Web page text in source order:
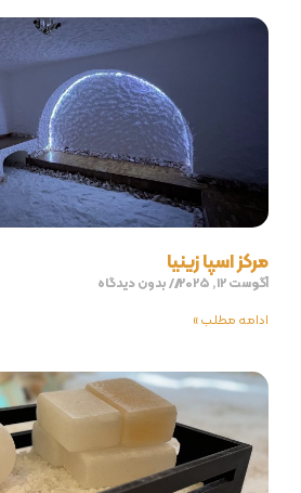
مرکز اسپا زینیا
آگوست 12, 2025
بدون دیدگاه
ادامه مطلب »